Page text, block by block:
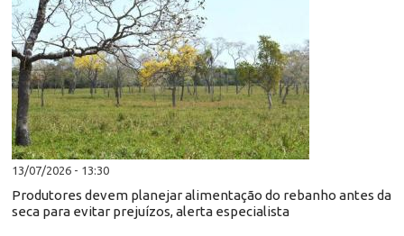
13/07/2026 - 13:30
Produtores devem planejar alimentação do rebanho antes da
seca para evitar prejuízos, alerta especialista